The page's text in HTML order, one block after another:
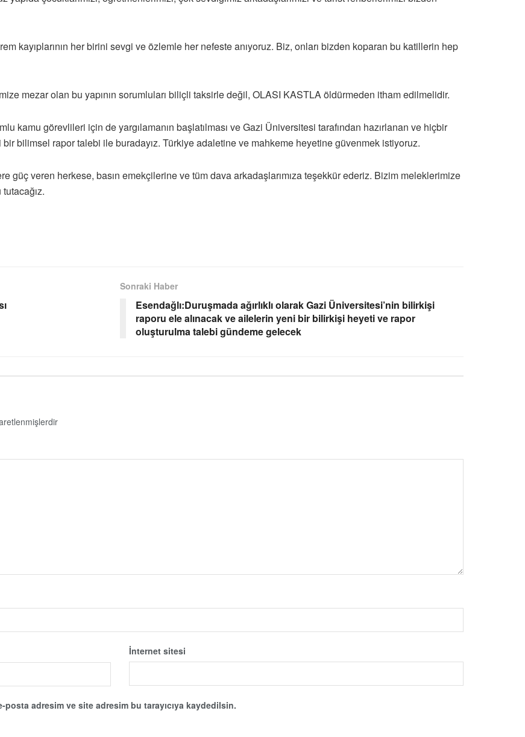
kayıplarının her birini sevgi ve özlemle her nefeste anıyoruz. Biz, onları bizden koparan bu katillerin hep
mezar olan bu yapının sorumluları biliçli taksirle değil, OLASI KASTLA öldürmeden itham edilmelidir.
kamu görevlileri için de yargılamanın başlatılması ve Gazi Üniversitesi tarafından hazırlanan ve hiçbir
bilimsel rapor talebi ile buradayız. Türkiye adaletine ve mahkeme heyetine güvenmek istiyoruz.
güç veren herkese, basın emekçilerine ve tüm dava arkadaşlarımıza teşekkür ederiz. Bizim meleklerimize
Sonraki Haber
Esendağlı:Duruşmada ağırlıklı olarak Gazi Üniversitesi’nin bilirkişi
raporu ele alınacak ve ailelerin yeni bir bilirkişi heyeti ve rapor
oluşturulma talebi gündeme gelecek
İnternet sitesi
posta adresim ve site adresim bu tarayıcıya kaydedilsin.